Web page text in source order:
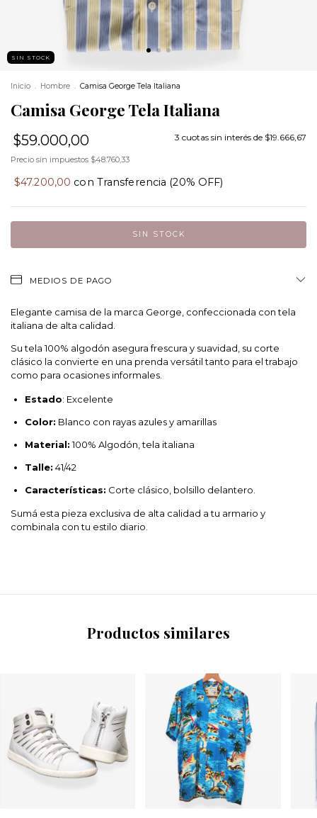
SIN STOCK
Inicio . Hombre . Camisa George Tela Italiana
Camisa George Tela Italiana
$59.000,00 3 cuotas sin interés de $19.666,67
Precio sin impuestos $48.760,33
$47.200,00 con Transferencia (20% OFF)
MEDIOS DE PAGO
Elegante camisa de la marca George, confeccionada con tela
italiana de alta calidad.
Su tela 100% algodón asegura frescura y suavidad, su corte
clásico la convierte en una prenda versátil tanto para el trabajo
como para ocasiones informales.
Estado: Excelente
Color: Blanco con rayas azules y amarillas
Material:100% Algodón, tela italiana
Talle: 41/42
Características: Corte clásico, bolsillo delantero.
Sumá esta pieza exclusiva de alta calidad a tu armario y
combinala con tu estilo diario.
Productos similares